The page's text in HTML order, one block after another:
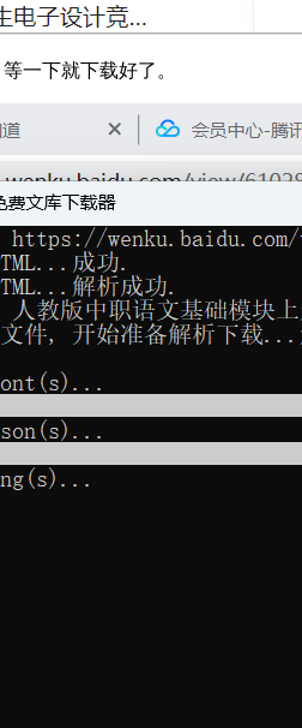
一下就下载好了。